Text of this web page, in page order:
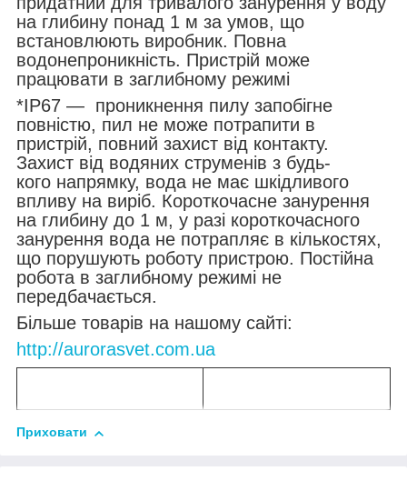
на глибину понад 1 м за умов, що
встановлюють виробник. Повна
водонепроникність. Пристрій може
працювати в заглибному режимі
*IP67 ― проникнення пилу запобігне
повністю, пил не може потрапити в
пристрій, повний захист від контакту.
Захист від водяних струменів з будь-
кого напрямку, вода не має шкідливого
впливу на виріб. Короткочасне занурення
на глибину до 1 м, у разі короткочасного
занурення вода не потрапляє в кількостях,
що порушують роботу пристрою. Постійна
робота в заглибному режимі не
передбачається.
Більше товарів на нашому сайті:
http://aurorasvet.com.ua
Приховати